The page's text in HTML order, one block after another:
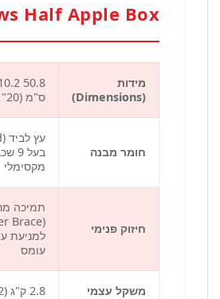
Half Apple Box
50.8 x 30.5 x 10.2
ס"מ (20" x 12" x 4")
חומר מבנה
עץ לביד (Plywood)
בעל 9 שכבות לחוזק
חיזוק פנימי
תמיכה מרכזית
(Center Brace)
למניעת עיוות תחת
משקל עצמי 2.8 ק"ג (6.2 lb)